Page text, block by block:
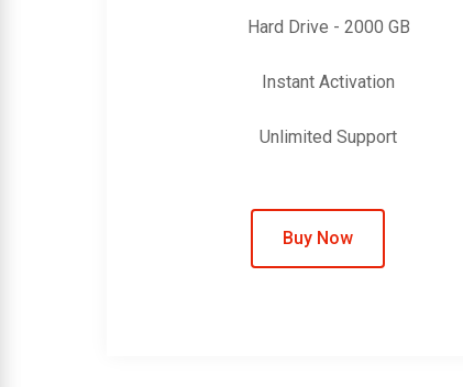
Hard Drive - 2000 GB
Instant Activation
Unlimited Support
Buy Now